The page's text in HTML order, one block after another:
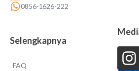
0856-1626-222
Selengkapnya
FAQ